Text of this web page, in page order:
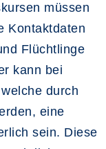
müssen
Kontaktdaten
Flüchtlinge
kann bei
durch
eine
sein. Diese